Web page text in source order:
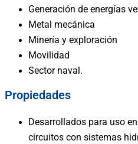
Generación de energías
Metal mecánica
Minería y exploración
Movilidad
Sector naval.
Propiedades
Desarrollados para uso
circuitos con sistemas